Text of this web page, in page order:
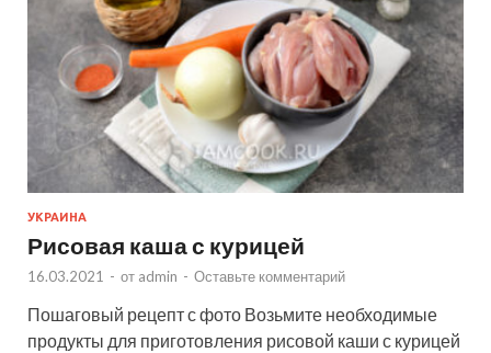
УКРАИНА
Рисовая каша с курицей
16.03.2021 - от admin - Оставьте комментарий
Пошаговый рецепт с фото Возьмите необходимые
продукты для приготовления рисовой каши с курицей